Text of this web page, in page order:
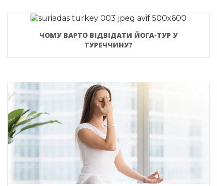
ЧОМУ ВАРТО ВІДВІДАТИ ЙОГА-ТУР У
ТУРЕЧЧИНУ?